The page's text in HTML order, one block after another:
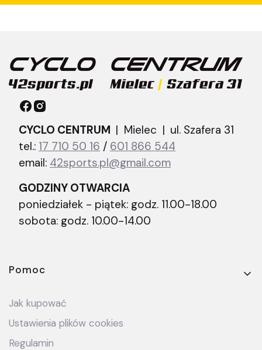
CYCLO CENTRUM | Mielec | ul. Szafera 31
tel.: 17 710 50 16 / 601 866 544
email: 42sports.pl@gmail.com
GODZINY OTWARCIA
poniedziałek - piątek: godz. 11.00-18.00
sobota: godz. 10.00-14.00
Linki w stopce
Pomoc
Jak kupować
Ustawienia plików cookies
Regulamin